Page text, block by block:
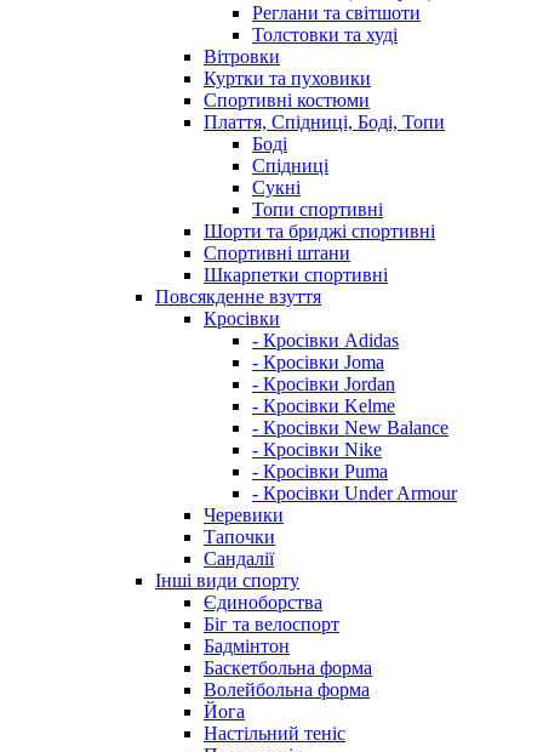
Реглани та світшоти
Толстовки та худі
Вітровки
Куртки та пуховики
Спортивні костюми
Плаття, Спідниці, Боді, Топи
Боді
Спідниці
Сукні
Топи спортивні
Шорти та бриджі спортивні
Спортивні штани
Шкарпетки спортивні
Повсякденне взуття
Кросівки
- Кросівки Adidas
- Кросівки Joma
- Кросівки Jordan
- Кросівки Kelme
- Кросівки New Balance
- Кросівки Nike
- Кросівки Puma
- Кросівки Under Armour
Черевики
Тапочки
Сандалії
Інші види спорту
Єдиноборства
Біг та велоспорт
Бадмінтон
Баскетбольна форма
Волейбольна форма
Йога
Настільний теніс